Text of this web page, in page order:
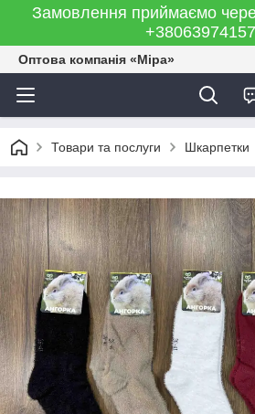
Замовлення приймаємо
Оптова компанія «Міра»
Товари та послуги Шкарпетки